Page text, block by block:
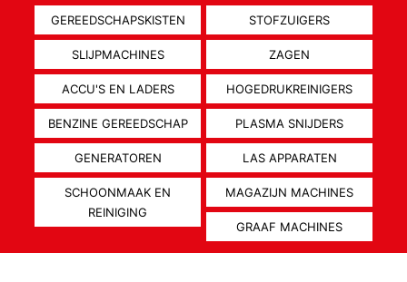
GEREEDSCHAPSKISTEN STOFZUIGERS
SLIJPMACHINES ZAGEN
ACCU'S EN LADERS HOGEDRUKREINIGERS
BENZINE GEREEDSCHAP PLASMA SNIJDERS
GENERATOREN LAS APPARATEN
SCHOONMAAK EN
REINIGING
MAGAZIJN MACHINES
GRAAF MACHINES